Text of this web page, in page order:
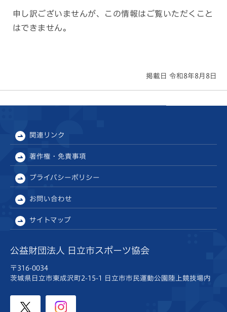
申し訳ございませんが、この情報はご覧いただくこと
はできません。
掲載日 令和8年8月8日
関連リンク
著作権・免責事項
プライバシーポリシー
お問い合わせ
サイトマップ
公益財団法人 日立市スポーツ協会
〒316-0034
茨城県日立市東成沢町2-15-1
日立市市民運動公園陸上競技場内